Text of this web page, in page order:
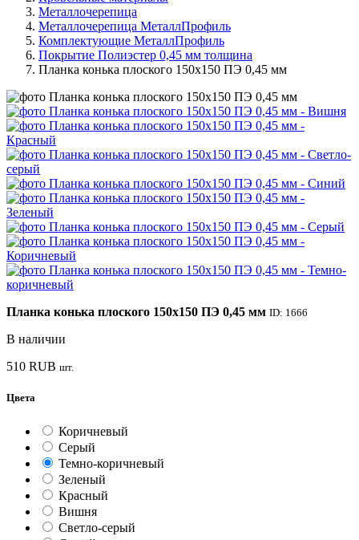
Металлочерепица
Металлочерепица МеталлПрофиль
Комплектующие МеталлПрофиль
Покрытие Полиэстер 0,45 мм толщина
Планка конька плоского 150х150 ПЭ 0,45 мм
Планка конька плоского 150х150 ПЭ 0,45 мм ID: 1666
В наличии
510 RUB шт.
Цвета
Коричневый
Серый
Темно-коричневый
Зеленый
Красный
Вишня
Светло-серый